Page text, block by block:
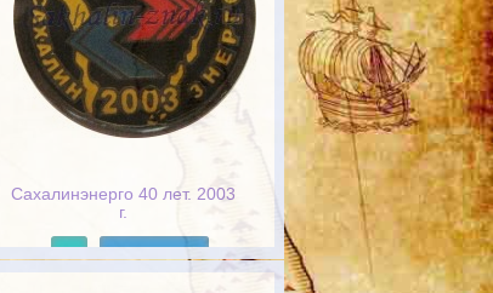
Сахалинэнерго 40 лет. 2003
г.